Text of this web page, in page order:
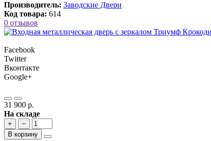
Производитель: Заводские Двери
Код товара: 614
0 отзывов
Facebook
Twitter
Вконтакте
Google+
31 900 р.
На складе
+
−
В корзину